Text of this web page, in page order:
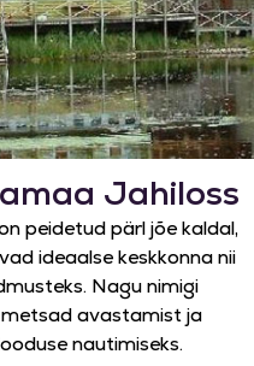
Jahiloss
peidetud pärl jõe kaldal,
ideaalse keskkonna nii
Nagu nimigi
avastamist ja
nautimiseks.